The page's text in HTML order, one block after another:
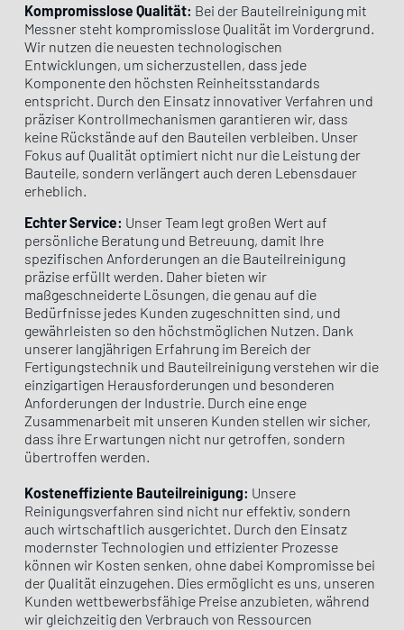
Kompromisslose Qualität: Bei der Bauteilreinigung mit
Messner steht kompromisslose Qualität im Vordergrund.
Wir nutzen die neuesten technologischen
Entwicklungen, um sicherzustellen, dass jede
Komponente den höchsten Reinheitsstandards
entspricht. Durch den Einsatz innovativer Verfahren und
präziser Kontrollmechanismen garantieren wir, dass
keine Rückstände auf den Bauteilen verbleiben. Unser
Fokus auf Qualität optimiert nicht nur die Leistung der
Bauteile, sondern verlängert auch deren Lebensdauer
erheblich.
Echter Service: Unser Team legt großen Wert auf
persönliche Beratung und Betreuung, damit Ihre
spezifischen Anforderungen an die Bauteilreinigung
präzise erfüllt werden. Daher bieten wir
maßgeschneiderte Lösungen, die genau auf die
Bedürfnisse jedes Kunden zugeschnitten sind, und
gewährleisten so den höchstmöglichen Nutzen. Dank
unserer langjährigen Erfahrung im Bereich der
Fertigungstechnik und Bauteilreinigung verstehen wir die
einzigartigen Herausforderungen und besonderen
Anforderungen der Industrie. Durch eine enge
Zusammenarbeit mit unseren Kunden stellen wir sicher,
dass ihre Erwartungen nicht nur getroffen, sondern
übertroffen werden.
Kosteneffiziente Bauteilreinigung: Unsere
Reinigungsverfahren sind nicht nur effektiv, sondern
auch wirtschaftlich ausgerichtet. Durch den Einsatz
modernster Technologien und effizienter Prozesse
können wir Kosten senken, ohne dabei Kompromisse bei
der Qualität einzugehen. Dies ermöglicht es uns, unseren
Kunden wettbewerbsfähige Preise anzubieten, während
wir gleichzeitig den Verbrauch von Ressourcen